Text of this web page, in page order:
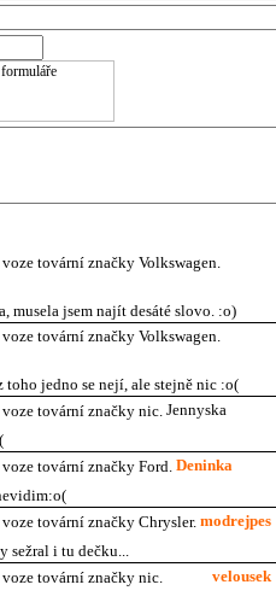
musela jsem najít desáté slovo. :o)
jedno se nejí, ale stejně nic :o(
Jennyska
Deninka
modrejpes
sežral i tu dečku...
velousek